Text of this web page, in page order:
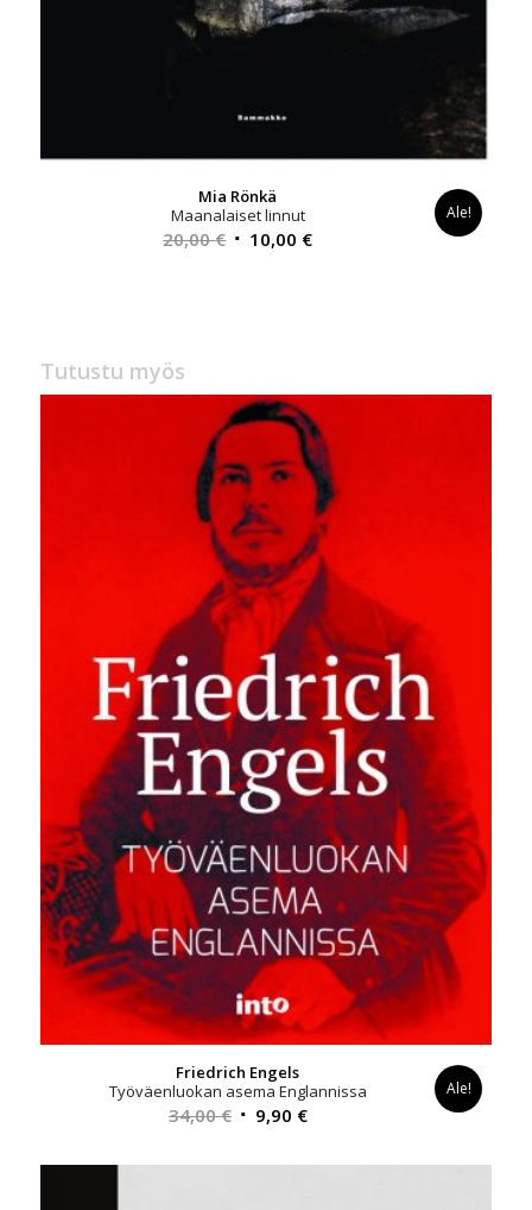
Mia Rönkä
Maanalaiset linnut
20,00€ Alkuperäinen
10,00 €Nykyinen
Ale!
Tutustu myös
Friedrich Engels
Työväenluokan asema Englannissa
34,00€ Alkuperäinen
oli:
9,90 €Nykyinen
on:
Ale!